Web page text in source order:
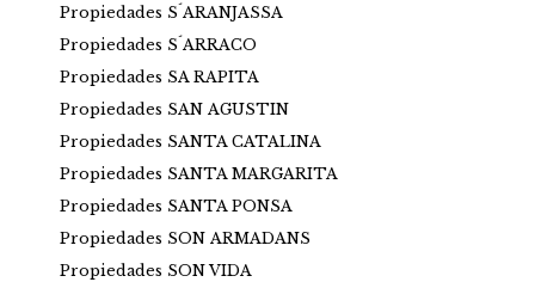
Propiedades S´ARANJASSA
Propiedades S´ARRACO
Propiedades SA RAPITA
Propiedades SAN AGUSTIN
Propiedades SANTA CATALINA
Propiedades SANTA MARGARITA
Propiedades SANTA PONSA
Propiedades SON ARMADANS
Propiedades SON VIDA